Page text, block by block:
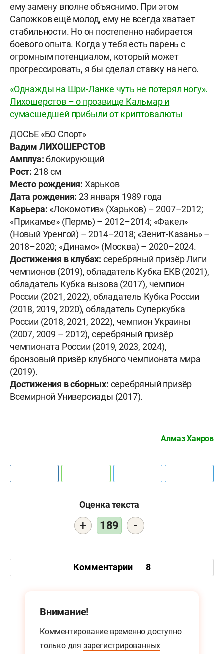
ему замену вполне объяснимо. При этом
Сапожков ещё молод, ему не всегда хватает
стабильности. Но он постепенно набирается
боевого опыта. Когда у тебя есть парень с
огромным потенциалом, который может
прогрессировать, я бы сделал ставку на него.
«Однажды на Шри-Ланке чуть не потерял ногу».
Лихошерстов – о прозвище Кальмар и
сумасшедшей прибыли от криптовалюты
ДОСЬЕ «БО Спорт»
Вадим ЛИХОШЕРСТОВ
Амплуа:блокирующий
Рост: 218 см
Место рождения: Харьков
Дата рождения: 23 января 1989 года
Карьера: «Локомотив» (Харьков) – 2007–2012;
«Прикамье» (Пермь) – 2012–2014; «Факел»
(Новый Уренгой) – 2014–2018; «Зенит-Казань» –
2018–2020; «Динамо» (Москва) – 2020–2024.
Достижения в клубах: серебряный призёр Лиги
чемпионов (2019), обладатель Кубка ЕКВ (2021),
обладатель Кубка вызова (2017), чемпион
России (2021, 2022), обладатель Кубка России
(2018, 2019, 2020), обладатель Суперкубка
России (2018, 2021, 2022), чемпион Украины
(2007, 2009 – 2012), серебряный призёр
чемпионата России (2019, 2023, 2024),
бронзовый призёр клубного чемпионата мира
(2019).
Достижения в сборных: серебряный призёр
Всемирной Универсиады (2017).
Алмаз Хаиров
Оценка текста
+ 189 -
Комментарии 8
Внимание!
Комментирование временно доступно
только для зарегистрированных